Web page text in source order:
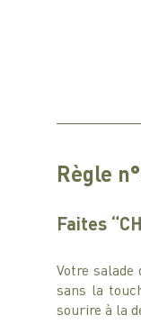
Règle
Faites
Votre salade
sans la
sourire à la